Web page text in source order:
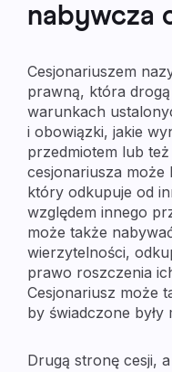
nabywcza
Cesjonariuszem
prawną, która
warunkach
i obowiązki, jakie
przedmiotem lub
cesjonariusza może
który odkupuje od
względem innego
może także
wierzytelności,
prawo roszczenia
Cesjonariusz może
by świadczone były
Drugą stronę cesji,